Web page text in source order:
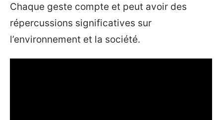
Chaque geste compte et peut avoir des
répercussions significatives sur
l’environnement et la société.